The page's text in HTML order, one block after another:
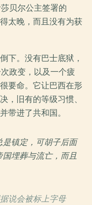
贝尔公主签署的
太晚，而且没有为获
下。没有巴士底狱，
政变，以及一个疲
要命。它让巴西在形
，旧有的等级习惯、
带进了共和国。
镇定，可胡子后面
埋葬与流亡，而且
说会被标上字母